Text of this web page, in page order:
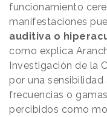
funcionamiento
manifestaciones
auditiva o
como explica
Investigación de la
por una
frecuencias o
percibidos como